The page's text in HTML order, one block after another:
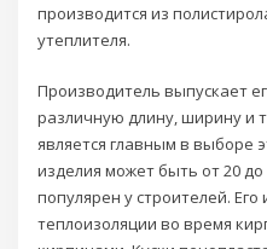
производится из
утеплителя.
Производитель выпускает
различную длину, ширину и
является главным в выборе
изделия может быть от 20
популярен у строителей.
теплоизоляции во время